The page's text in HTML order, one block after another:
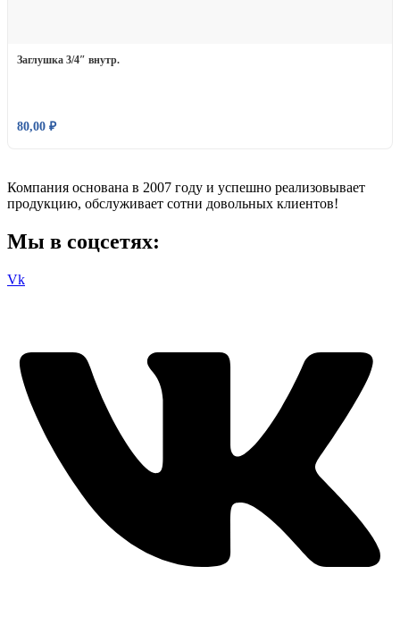
Заглушка 3/4″ внутр.
80,00 ₽
Компания основана в 2007 году и успешно реализовывает
продукцию, обслуживает сотни довольных клиентов!
Мы в соцсетях:
Vk